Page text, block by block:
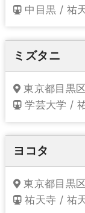
中目黒 / 祐
ミズタニ
東京都目黒
学芸大学 /
ヨコタ
東京都目黒
祐天寺 / 祐